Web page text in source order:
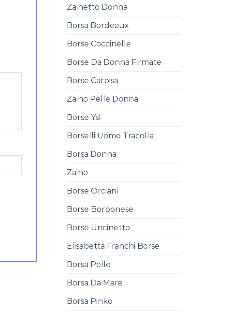
Zainetto Donna
Borsa Bordeaux
Borse Coccinelle
Borse Da Donna Firmate
Borse Carpisa
Zaino Pelle Donna
Borse Ysl
Borselli Uomo Tracolla
Borsa Donna
Zaino
Borse Orciani
Borse Borbonese
Borse Uncinetto
Elisabetta Franchi Borse
Borsa Pelle
Borsa Da Mare
Borsa Pinko